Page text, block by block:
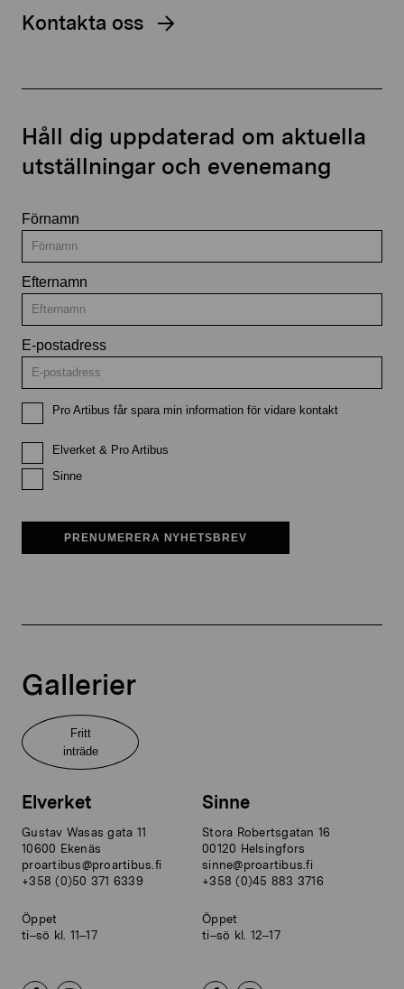
Kontakta oss
Håll dig uppdaterad om aktuella
utställningar och evenemang
Förnamn
Efternamn
E-postadress
Pro Artibus får spara min information för vidare kontakt
Elverket & Pro Artibus
Sinne
PRENUMERERA NYHETSBREV
Gallerier
Fritt
inträde
Elverket
Gustav Wasas gata 11
10600 Ekenäs
proartibus@proartibus.fi
+358 (0)50 371 6339
Öppet
ti–sö kl. 11–17
Sinne
Stora Robertsgatan 16
00120 Helsingfors
sinne@proartibus.fi
+358 (0)45 883 3716
Öppet
ti–sö kl. 12–17